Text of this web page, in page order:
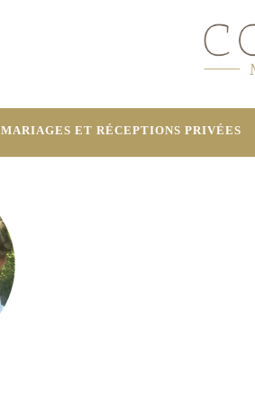
MARIAGES ET RÉCEPTIONS PRIVÉES